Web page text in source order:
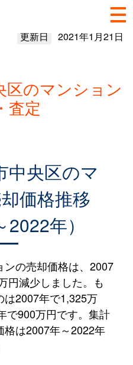
更新日 2021年1月21日
区のマンション
査定
中央区のマ
価格推移
2022年）
の売却価格は、2007
円減少しました。も
は2007年で1,325万
で900万円です。集計
は2007年～2022年